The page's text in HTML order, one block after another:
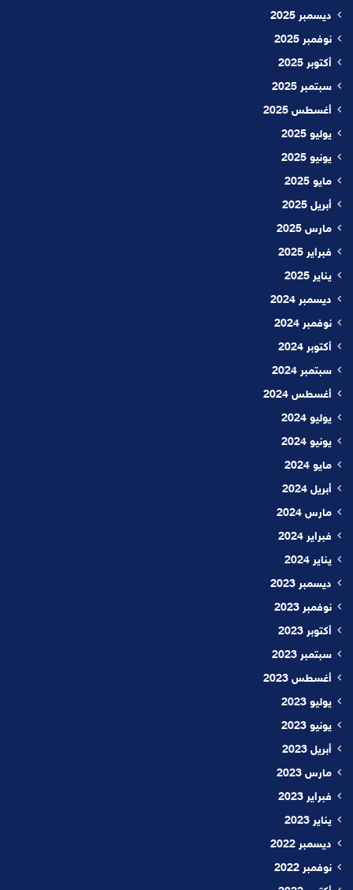
ديسمبر 2025
نوفمبر 2025
أكتوبر 2025
سبتمبر 2025
أغسطس 2025
يوليو 2025
يونيو 2025
مايو 2025
أبريل 2025
مارس 2025
فبراير 2025
يناير 2025
ديسمبر 2024
نوفمبر 2024
أكتوبر 2024
سبتمبر 2024
أغسطس 2024
يوليو 2024
يونيو 2024
مايو 2024
أبريل 2024
مارس 2024
فبراير 2024
يناير 2024
ديسمبر 2023
نوفمبر 2023
أكتوبر 2023
سبتمبر 2023
أغسطس 2023
يوليو 2023
يونيو 2023
أبريل 2023
مارس 2023
فبراير 2023
يناير 2023
ديسمبر 2022
نوفمبر 2022